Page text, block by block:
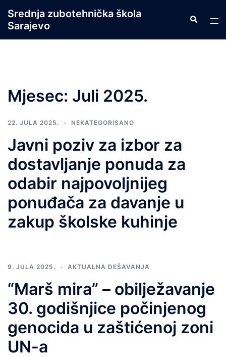
content
Srednja zubotehnička škola
Sarajevo
Search
Mjesec: Juli 2025.
22. JULA 2025. NEKATEGORISANO
Javni poziv za izbor za
dostavljanje ponuda za
odabir najpovoljnijeg
ponuđača za davanje u
zakup školske kuhinje
9. JULA 2025. AKTUALNA DEŠAVANJA
“Marš mira” – obilježavanje
30. godišnjice počinjenog
genocida u zaštićenoj zoni
UN-a